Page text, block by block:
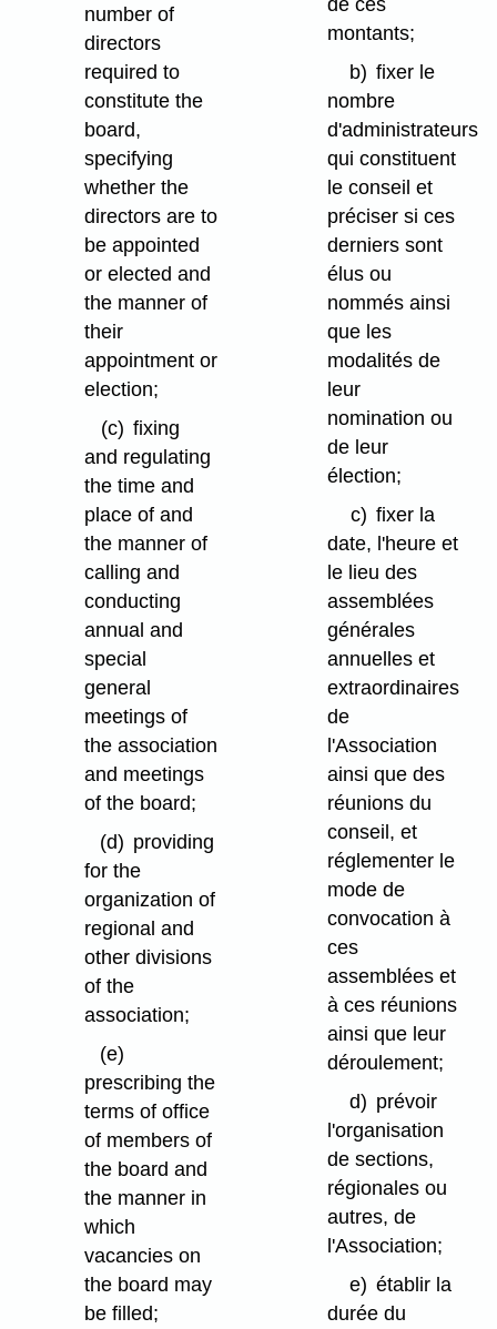
number of
directors
required to
constitute the
board,
specifying
whether the
directors are to
be appointed
or elected and
the manner of
their
appointment or
election;
(c) fixing
and regulating
the time and
place of and
the manner of
calling and
conducting
annual and
special
general
meetings of
the association
and meetings
of the board;
(d) providing
for the
organization of
regional and
other divisions
of the
association;
(e)
prescribing the
terms of office
of members of
the board and
the manner in
which
vacancies on
the board may
be filled;
de ces
montants;
b) fixer le
nombre
d'administrateurs
qui constituent
le conseil et
préciser si ces
derniers sont
élus ou
nommés ainsi
que les
modalités de
leur
nomination ou
de leur
élection;
c) fixer la
date, l'heure et
le lieu des
assemblées
générales
annuelles et
extraordinaires
de
l'Association
ainsi que des
réunions du
conseil, et
réglementer le
mode de
convocation à
ces
assemblées et
à ces réunions
ainsi que leur
déroulement;
d) prévoir
l'organisation
de sections,
régionales ou
autres, de
l'Association;
e) établir la
durée du